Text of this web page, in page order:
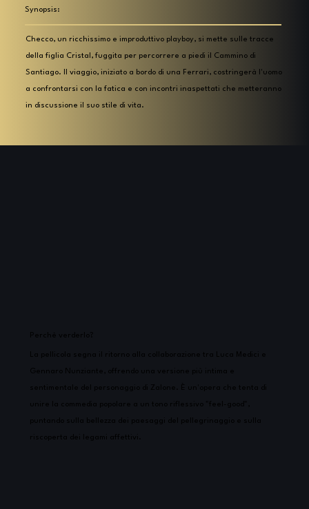
Synopsis:
Checco, un ricchissimo e improduttivo playboy, si mette sulle tracce
della figlia Cristal, fuggita per percorrere a piedi il Cammino di
Santiago. Il viaggio, iniziato a bordo di una Ferrari, costringerà l'uomo
a confrontarsi con la fatica e con incontri inaspettati che metteranno
in discussione il suo stile di vita.
Perchè verderlo?
La pellicola segna il ritorno alla collaborazione tra Luca Medici e
Gennaro Nunziante, offrendo una versione più intima e
sentimentale del personaggio di Zalone. È un'opera che tenta di
unire la commedia popolare a un tono riflessivo "feel-good",
puntando sulla bellezza dei paesaggi del pellegrinaggio e sulla
riscoperta dei legami affettivi.